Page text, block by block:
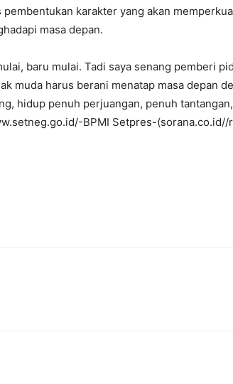
karakter yang akan
masa depan.
baru mulai. Tadi saya senang pemberi
muda harus berani menatap masa depan
hidup penuh perjuangan, penuh
BPMI Setpres-